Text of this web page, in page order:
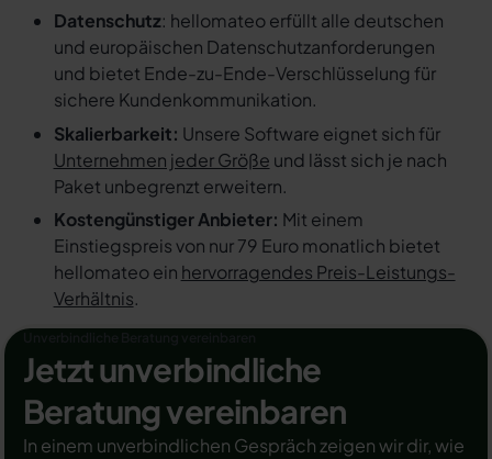
Datenschutz: hellomateo erfüllt alle deutschen
und europäischen Datenschutzanforderungen
und bietet Ende-zu-Ende-Verschlüsselung für
sichere Kundenkommunikation.
Skalierbarkeit: Unsere Software eignet sich für
Unternehmen jeder Größe und lässt sich je nach
Paket unbegrenzt erweitern.
Kostengünstiger Anbieter: Mit einem
Einstiegspreis von nur 79 Euro monatlich bietet
hellomateo ein hervorragendes Preis-Leistungs-
Verhältnis.
Jetzt unverbindliche
Beratung vereinbaren
In einem unverbindlichen Gespräch zeigen wir dir, wie